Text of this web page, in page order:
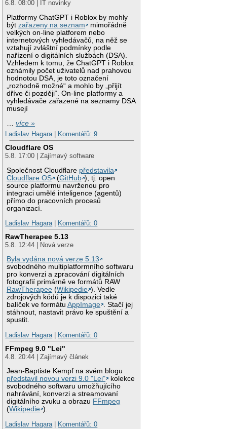
6.8. 08:00 | IT novinky
Platformy ChatGPT i Roblox by mohly
býtzařazeny na seznam
mimořádně
velkých on-line platforem nebo
internetových vyhledávačů, na něž se
vztahují zvláštní podmínky podle
nařízení o digitálních službách (DSA).
Vzhledem k tomu, že ChatGPT i Roblox
oznámily počet uživatelů nad prahovou
hodnotou DSA, je toto označení
„rozhodně možné“ a mohlo by „přijít
dříve či později“. On-line platformy a
vyhledávače zařazené na seznamy DSA
musejí
…více »
Ladislav Hagara| Komentářů: 9
Cloudflare OS
5.8. 17:00 | Zajímavý software
Společnost Cloudflare představila
Cloudflare OS
(GitHub ), tj. open
source platformu navrženou pro
integraci umělé inteligence (agentů)
přímo do pracovních procesů
organizací.
Ladislav Hagara| Komentářů: 0
RawTherapee 5.13
5.8. 12:44 | Nová verze
Byla vydána nová verze 5.13
svobodného multiplatformního softwaru
pro konverzi a zpracování digitálních
fotografií primárně ve formátů RAW
RawTherapee (Wikipedie ). Vedle
zdrojových kódů je k dispozici také
balíček ve formátuAppImage . Stačí jej
stáhnout, nastavit právo ke spuštění a
spustit.
Ladislav Hagara| Komentářů: 0
FFmpeg 9.0 "Lei"
4.8. 20:44 | Zajímavý článek
Jean-Baptiste Kempf na svém blogu
představil novou verzi 9.0 "Lei"
kolekce
svobodného softwaru umožňujícího
nahrávání, konverzi a streamovaní
digitálního zvuku a obrazu FFmpeg
(Wikipedie ).
Ladislav Hagara| Komentářů: 0